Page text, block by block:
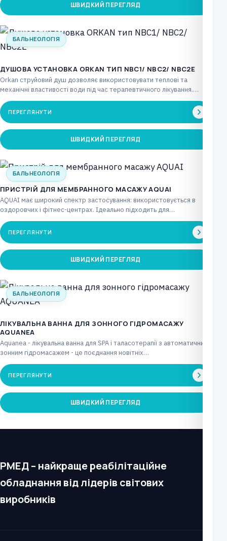
ШВИДКИЙ ПЕРЕГЛЯД
БАЛЬНЕОЛОГІЯ
ДУШОВА УСТАНОВКА ORKAN ТИП NBC1/ NBC2/ NBC2Е
Orkan струйовий душ дозволяє використовувати теплові та
механічні властивості води під час терапевтичного лікування.
Через інтенсивну…
ПЕРЕГЛЯНУТИ
ШВИДКИЙ ПЕРЕГЛЯД
БАЛЬНЕОЛОГІЯ
ПРИСТРІЙ ДЛЯ МЕМБРАННОГО МАСАЖУ AQUAI
AQUAI має широкий спектр застосування: використовується в
оздоровчих і фітнес-центрах. Ідеально підходить для
реабілітаційних центрів. Також…
ПЕРЕГЛЯНУТИ
ШВИДКИЙ ПЕРЕГЛЯД
БАЛЬНЕОЛОГІЯ
ЛІКУВАЛЬНА ВАННА ДЛЯ ЗОННОГО ГІДРОМАСАЖУ
AQUANEA
Aquanea - лікувальна ванна для SPA і таласотерапії з автоматичним
зонним гідромасажем - це поєднання новітніх…
ПЕРЕГЛЯНУТИ
ШВИДКИЙ ПЕРЕГЛЯД
РМЕД – найкраще реабілітаційне
обладнання від лідерів світових
виробників